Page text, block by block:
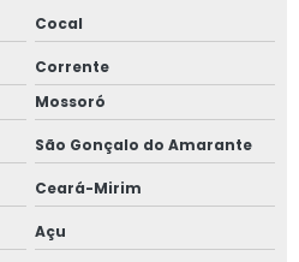
Cocal
Corrente
Mossoró
São Gonçalo do Amarante
Ceará-Mirim
Açu